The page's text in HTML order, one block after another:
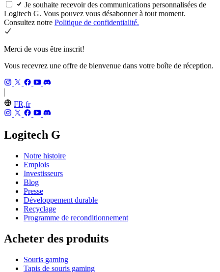
Je souhaite recevoir des communications personnalisées de
Logitech G. Vous pouvez vous désabonner à tout moment.
Consultez notre Politique de confidentialité.
Merci de vous être inscrit!
Vous recevrez une offre de bienvenue dans votre boîte de réception.
FR,fr
Logitech G
Notre histoire
Emplois
Investisseurs
Blog
Presse
Développement durable
Recyclage
Programme de reconditionnement
Acheter des produits
Souris gaming
Tapis de souris gaming